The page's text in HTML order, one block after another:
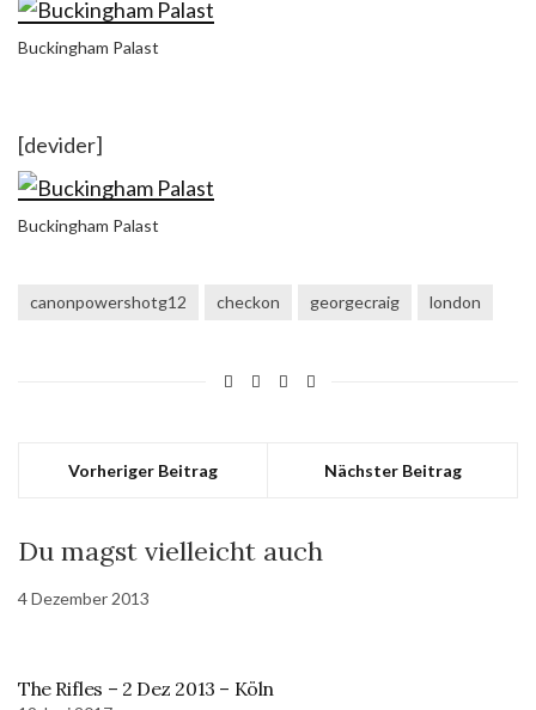
Buckingham Palast
[devider]
Buckingham Palast
canonpowershotg12 checkon georgecraig london
Vorheriger Beitrag Nächster Beitrag
Du magst vielleicht auch
4 Dezember 2013
The Rifles – 2 Dez 2013 – Köln